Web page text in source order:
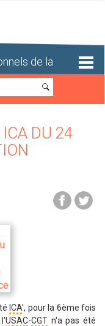
de la
Recherche
DU 24
ICA', pour la 6ème fois
USAC-CGTn'a pas été